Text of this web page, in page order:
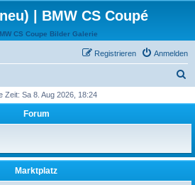
| BMW CS Coupé
CS Coupe Bilder Galerie
Anmelden
Registrieren
h
Zeit: Sa 8. Aug 2026, 18:24
Forum
Marktplatz